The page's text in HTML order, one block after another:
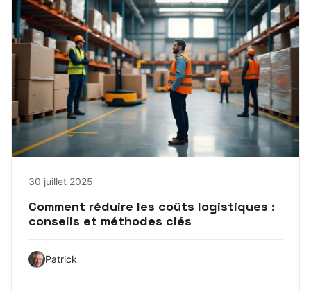
30 juillet 2025
Comment réduire les coûts logistiques :
conseils et méthodes clés
Patrick